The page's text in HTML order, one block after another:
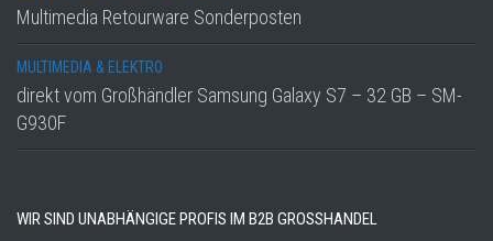
Multimedia Retourware Sonderposten
MULTIMEDIA & ELEKTRO
direkt vom Großhändler Samsung Galaxy S7 – 32 GB – SM-
G930F
WIR SIND UNABHÄNGIGE PROFIS IM B2B GROSSHANDEL